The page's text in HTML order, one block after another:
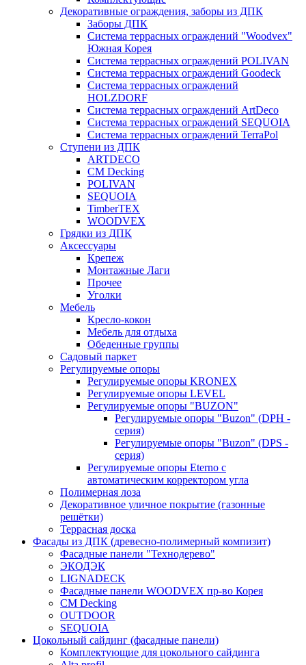
Декоративные ограждения, заборы из ДПК
Заборы ДПК
Система террасных ограждений "Woodvex"
Южная Корея
Система террасных ограждений POLIVAN
Система террасных ограждений Goodeck
Система террасных ограждений
HOLZDORF
Система террасных ограждений ArtDeco
Система террасных ограждений SEQUOIA
Система террасных ограждений TerraPol
Ступени из ДПК
ARTDECO
CM Decking
POLIVAN
SEQUOIA
TimberTEX
WOODVEX
Грядки из ДПК
Аксессуары
Крепеж
Монтажные Лаги
Прочее
Уголки
Мебель
Кресло-кокон
Мебель для отдыха
Обеденные группы
Садовый паркет
Регулируемые опоры
Регулируемые опоры KRONEX
Регулируемые опоры LEVEL
Регулируемые опоры "BUZON"
Регулируемые опоры "Buzon" (DPH -
серия)
Регулируемые опоры "Buzon" (DPS -
серия)
Регулируемые опоры Eterno с
автоматическим корректором угла
Полимерная лоза
Декоративное уличное покрытие (газонные
решётки)
Террасная доска
Фасады из ДПК (древесно-полимерный компизит)
Фасадные панели "Технодерево"
ЭКОДЭК
LIGNADECK
Фасадные панели WOODVEX пр-во Корея
CM Decking
OUTDOOR
SEQUOIA
Цокольный сайдинг (фасадные панели)
Комплектующие для цокольного сайдинга